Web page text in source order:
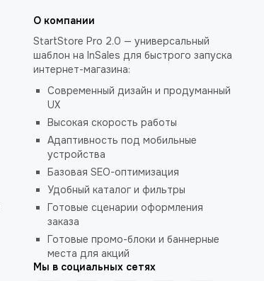
О компании
StartStore Pro 2.0 — универсальный
шаблон на InSales для быстрого запуска
интернет-магазина:
Современный дизайн и продуманный
UX
Высокая скорость работы
Адаптивность под мобильные
устройства
Базовая SEO-оптимизация
Удобный каталог и фильтры
Готовые сценарии оформления
заказа
Готовые промо-блоки и баннерные
места для акций
Мы в социальных сетях